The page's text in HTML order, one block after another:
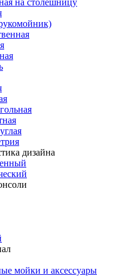
на столешницу
дизайна
мойки и аксессуары